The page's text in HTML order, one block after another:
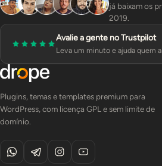
já baixam os
2019.
Avalie a gente no Trustpilot
Leva um minuto e ajuda quem
Plugins, temas e templates premium para
WordPress, com licença GPL e sem limite de
domínio.